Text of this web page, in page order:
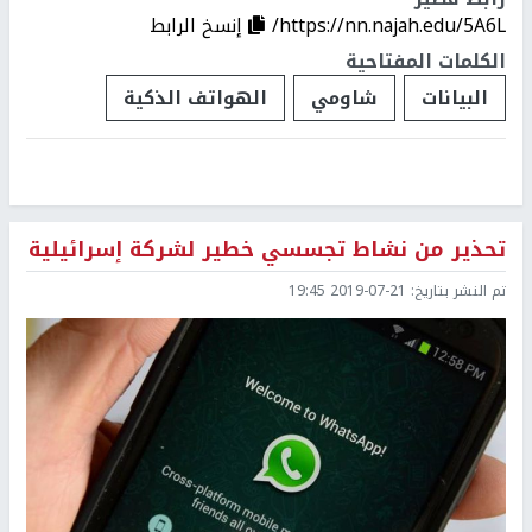
https://nn.najah.edu/5A6L/
إنسخ الرابط
الكلمات المفتاحية
البيانات
شاومي الهواتف الذكية
تحذير من نشاط تجسسي خطير لشركة إسرائيلية
تم النشر بتاريخ: 2019-07-21 19:45